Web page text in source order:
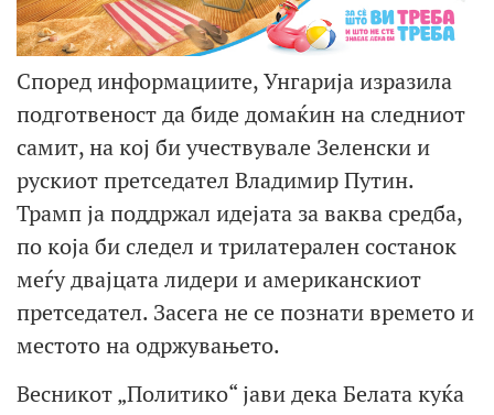
Според информациите, Унгарија изразила
подготвеност да биде домаќин на следниот
самит, на кој би учествувале Зеленски и
рускиот претседател Владимир Путин.
Трамп ја поддржал идејата за ваква средба,
по која би следел и трилатерален состанок
меѓу двајцата лидери и американскиот
претседател. Засега не се познати времето и
местото на одржувањето.
Весникот „Политико“ јави дека Белата куќа